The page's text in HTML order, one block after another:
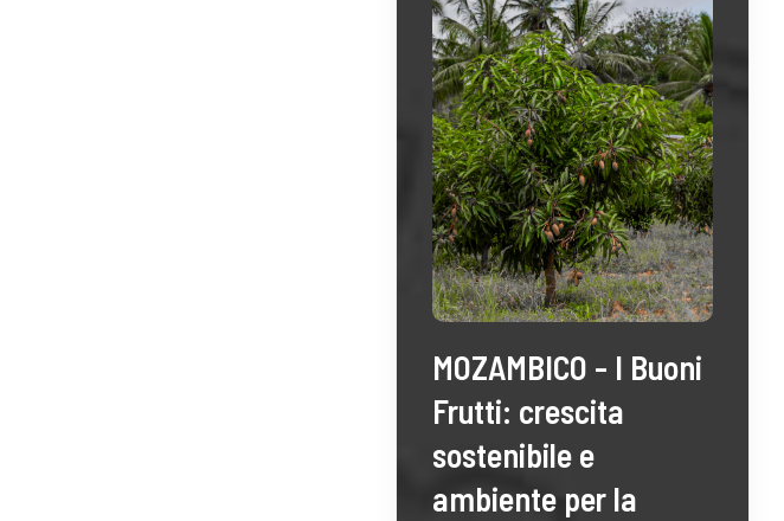
MOZAMBICO - I Buoni
Frutti: crescita
sostenibile e
ambiente per la